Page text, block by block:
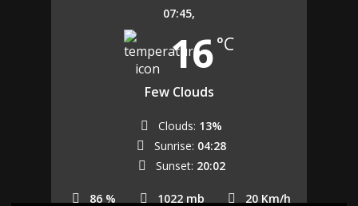
07:45,
16°C
Few Clouds
86 % 1022 mb 20 Km/h
Clouds: 13%
Sunrise: 04:28
Sunset: 20:02